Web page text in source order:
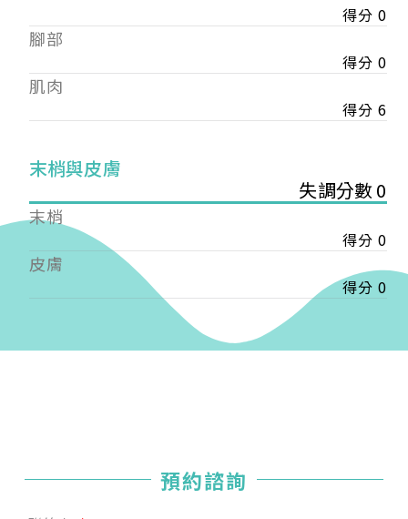
得分 0
腳部
得分 0
肌肉
得分 6
末梢與皮膚
失調分數 0
末梢
得分 0
皮膚
得分 0
預約諮詢
【會費】
入會費新臺幣1200元，於會員入會時繳納；常年會
費1200元，於每年度繳納。
入會費新臺幣3000元，於會員入會時繳納；常年會
費3000元，於每年度繳納。
戶名: 社團法人台灣自律神經健康培訓暨發展協會
帳號: 003-03-501566-2
銀行: (013) 國泰世華 南京東路分行